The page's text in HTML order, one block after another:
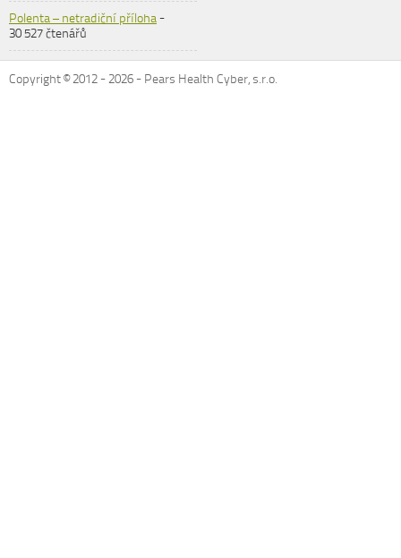
Polenta – netradiční příloha-
30 527 čtenářů
Copyright © 2012 -2026 - Pears Health Cyber, s.r.o.